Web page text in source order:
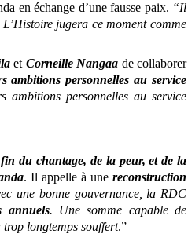
en échange d’une fausse paix. “Il
L’Histoire jugera ce moment comme
et Corneille Nangaa de collaborer
ambitions personnelles au service
personnelles au service
du chantage, de la peur, et de la
. Il appelle à unereconstruction
une bonne gouvernance, la RDC
annuels. Une somme capable de
longtemps souffert.”